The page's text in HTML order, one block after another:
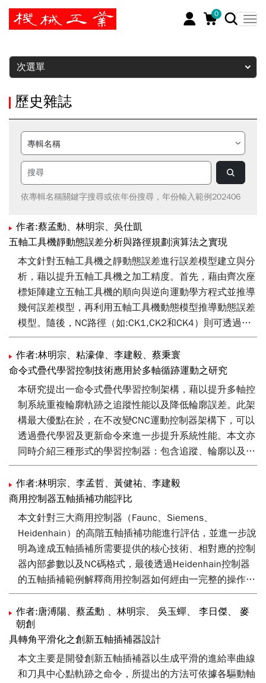
0
暫停
次選單
歷史雜誌
依專輯名稱關鍵字搜尋或依年份搜尋，年份輸入範例202406
作者:蔡孟勳、林明宗、吳仕凱
五軸工具機靜動態誤差分析與路徑規劃演算法之實現
本文針對五軸工具機之靜動態誤差進行誤差模型建立與分
析，藉以提升五軸工具機之加工精度。首先，藉由齊次座
標矩陣建立五軸工具機的順向與逆向運動學方程式並推導
幾何誤差模型，再利用五軸工具機動態模型推導動態誤差
模型。隨後，NC路徑（如:CK1,CK2和CK4）則可透過逆
向運動方程式進行路徑規畫。本文亦同時介紹兩種路徑規
劃方法：包含量測用路徑規劃與FANUC刀具中心點控制方
法。最後，採用一即時刀具中心點插補演算法針對NC路
徑進行平滑進給率之規劃與插補，並透過模擬驗證本研究
所提出五軸工具機誤差模型之正確性與路徑規劃演算法之
可行性。
作者:林明宗、粘濠偉、李建毅、蔡秉寰
命令式疊代學習控制技術應用於多軸循跡運動之研究
本研究提出一命令式疊代學習控制架構，藉以提升多軸控
制系統重複輪廓軌跡之追蹤性能以及降低輪廓誤差。此架
構最大優點在於，在不改變CNC運動控制器架構下，可以
透過疊代學習及更新命令來進一步提升系統性能。本文亦
同時介紹三種形式的學習控制器：包含追蹤、輪廓以及混
合追蹤及輪廓之命令式疊代學習控制器。最後，本文提出
一P形式命令式疊代學習控制器結合零相位濾波器，並實
現於配備工研院M100Touch控制系統的三軸銑床上，同
時透過兩種不同NC路徑實驗來驗證本研究所提出之方法
可提升原本機台輪廓精度達50%以上。
作者:林明宗、李孟哲、黃健祐、李建毅
商用控制器五軸插補功能評比
本文針對三大商用控制器（Faunc、Siemens、
Heidenhain）的高階五軸插補功能進行評估，並進一步說
明為達成五軸插補所需要提供的核心技術、相對應的控制
器內部參數以及NC碼格式，最後透過Heidenhain控制器
的五軸插補範例解釋商用控制器如何經由一完整的操作步
驟或流程完成五軸插補程序。
作者:唐溥陽、蔡孟勳 、林明宗、 吳玉蟬、 李日傑、 麥
朝創
具轉角平滑化之創新五軸插補器設計
本文主要是開發創新五軸插補器以生成平滑的進給率曲線
和刀具中心點軌跡之命令，所提出的方法可依據各驅動軸